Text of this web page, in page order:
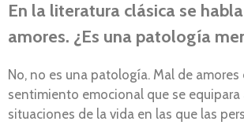
En la literatura clásica se
amores. ¿Es una patología
No, no es una patología. Mal de amores
sentimiento emocional que se equipara
situaciones de la vida en las que las